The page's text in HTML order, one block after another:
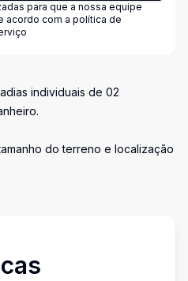
para que a nossa equipe
acordo com a política de
individuais de 02
do terreno e localização